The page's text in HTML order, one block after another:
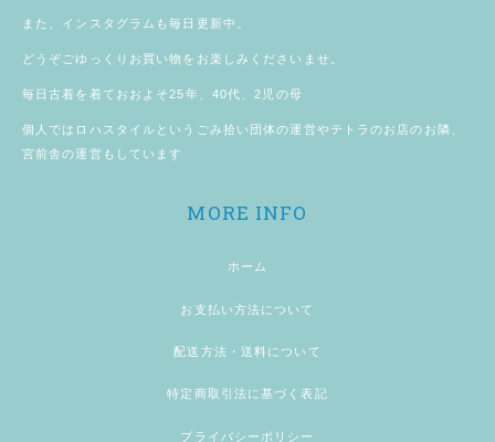
また、 インスタグラム も毎日更新中。
どうぞごゆっくりお買い物をお楽しみくださいませ。
毎日古着を着ておおよそ25年、40代、2児の母
個人では ロハスタイル というごみ拾い団体の運営やテトラのお店のお隣、
宮前舎の運営もしています
MORE INFO
ホーム
お支払い方法について
配送方法・送料について
特定商取引法に基づく表記
プライバシーポリシー